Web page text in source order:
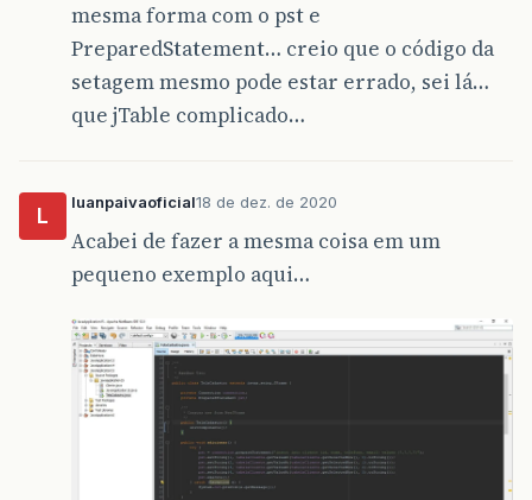
mesma forma com o pst e
PreparedStatement… creio que o código da
setagem mesmo pode estar errado, sei lá…
que jTable complicado…
L
luanpaivaoficial18 de dez. de 2020
Acabei de fazer a mesma coisa em um
pequeno exemplo aqui…